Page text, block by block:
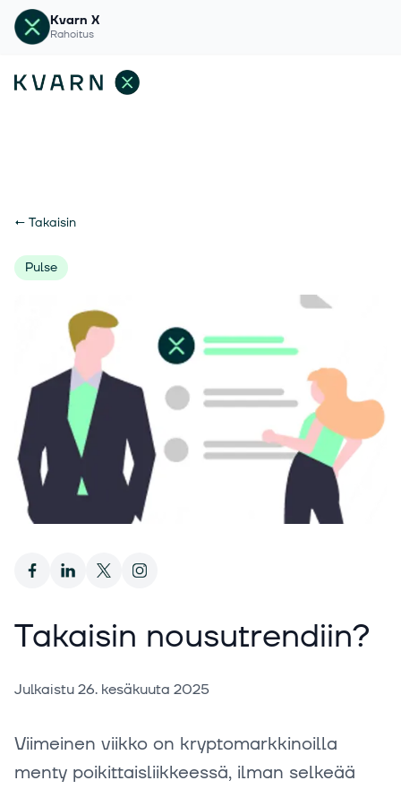
Kvarn X
Rahoitus
← Takaisin
Pulse
Takaisin nousutrendiin?
Julkaistu26. kesäkuuta 2025
Viimeinen viikko on kryptomarkkinoilla
menty poikittaisliikkeessä, ilman selkeää